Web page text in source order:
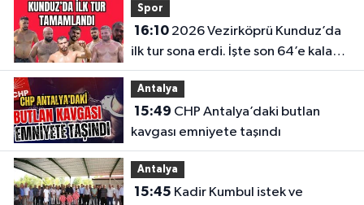
Spor
16:102026 Vezirköprü Kunduz’da
ilk tur sona erdi. İşte son 64’e kalan
başpehlivanlar
Antalya
15:49
kavgası emniyete taşındı
Antalya
15:45